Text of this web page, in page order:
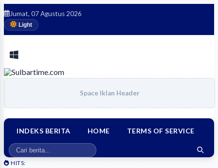
Jumat, 07 Agustus 2026
Light
Space Iklan Header
INDEKS BERITA HOME TERMS OF SERVICE
HITS: